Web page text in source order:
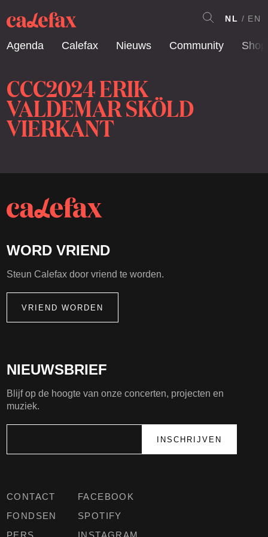
Agenda Calefax Nieuws Community Shop
NL EN
CCC2024 ERIK
VALDEMAR SKÖLD
VIERKANT
CONTACT
FONDSEN
PERS
FACEBOOK
SPOTIFY
INSTAGRAM
NIEUWSBRIEF
Blijf op de hoogte van onze concerten, projecten en
muziek.
WORD VRIEND
Steun Calefax door vriend te worden.
VRIEND WORDEN